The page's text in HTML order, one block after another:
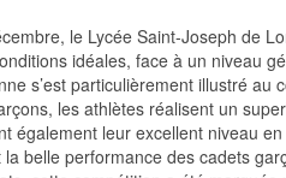
le Lycée Saint-Joseph de
idéales, face à un niveau
s’est particulièrement illustré
les athlètes réalisent un
également leur excellent niveau
belle performance des cadets